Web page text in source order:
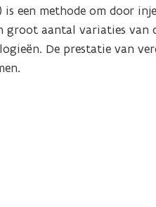
een methode om door
groot aantal variaties van
De prestatie van